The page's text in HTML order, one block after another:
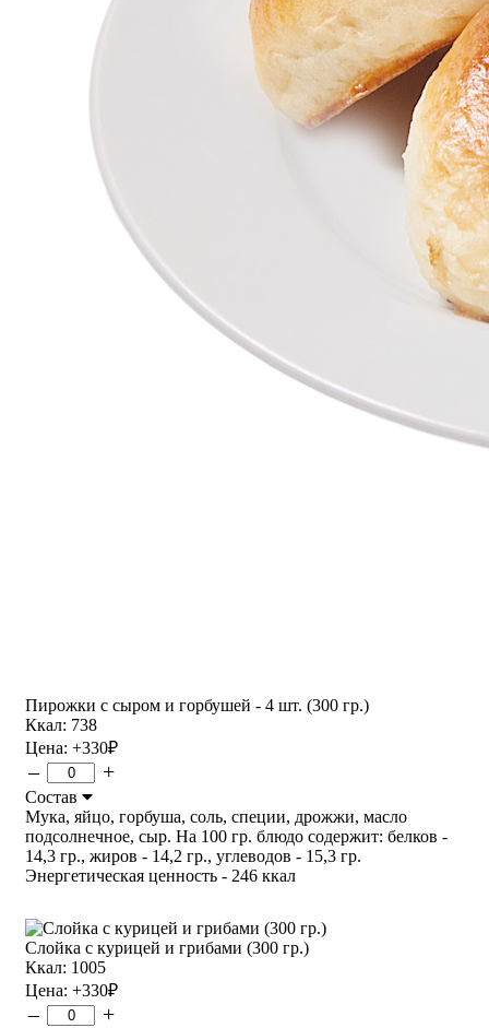
Пирожки с сыром и горбушей - 4 шт. (300 гр.)
Ккал: 738
Цена: +330₽
– +
Состав
Мука, яйцо, горбуша, соль, специи, дрожжи, масло
подсолнечное, сыр. На 100 гр. блюдо содержит: белков -
14,3 гр., жиров - 14,2 гр., углеводов - 15,3 гр.
Энергетическая ценность - 246 ккал
Слойка с курицей и грибами (300 гр.)
Ккал: 1005
Цена: +330₽
– +